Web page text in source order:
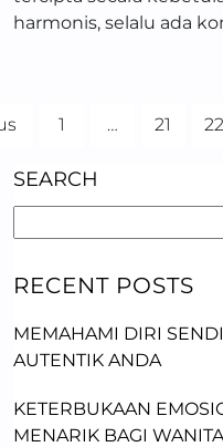
harmonis, selalu ada
1 … 21 22
SEARCH
RECENT POSTS
MEMAHAMI DIRI
AUTENTIK ANDA
KETERBUKAAN
MENARIK BAGI WANITA